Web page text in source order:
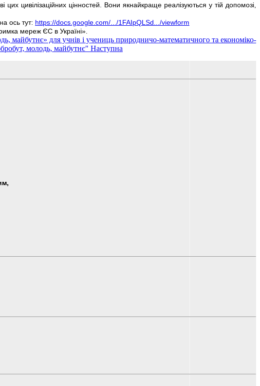
цивілізаційних цінностей. Вони якнайкраще реалізуються у тій допомозі,
ось тут: https://docs.google.com/.../1FAIpQLSd.../viewform
мереж ЄС в Україні».
майбутнє» для учнів і учениць природничо-математичного та економіко-
молодь, майбутнє" Наступна